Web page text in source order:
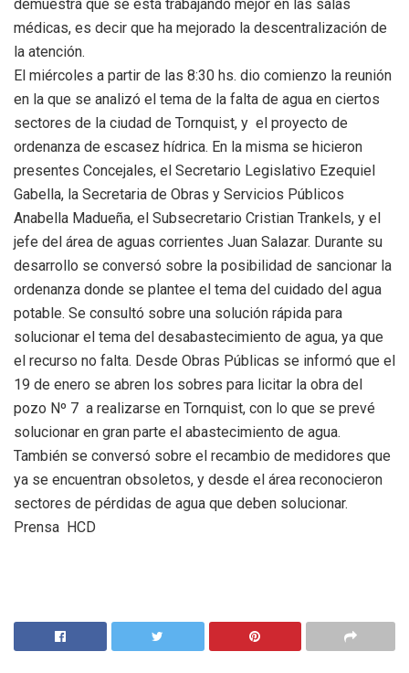
demuestra que se está trabajando mejor en las salas
médicas, es decir que ha mejorado la descentralización de
la atención.
El miércoles a partir de las 8:30 hs. dio comienzo la reunión
en la que se analizó el tema de la falta de agua en ciertos
sectores de la ciudad de Tornquist, y el proyecto de
ordenanza de escasez hídrica. En la misma se hicieron
presentes Concejales, el Secretario Legislativo Ezequiel
Gabella, la Secretaria de Obras y Servicios Públicos
Anabella Madueña, el Subsecretario Cristian Trankels, y el
jefe del área de aguas corrientes Juan Salazar. Durante su
desarrollo se conversó sobre la posibilidad de sancionar la
ordenanza donde se plantee el tema del cuidado del agua
potable. Se consultó sobre una solución rápida para
solucionar el tema del desabastecimiento de agua, ya que
el recurso no falta. Desde Obras Públicas se informó que el
19 de enero se abren los sobres para licitar la obra del
pozo Nº 7 a realizarse en Tornquist, con lo que se prevé
solucionar en gran parte el abastecimiento de agua.
También se conversó sobre el recambio de medidores que
ya se encuentran obsoletos, y desde el área reconocieron
sectores de pérdidas de agua que deben solucionar.
Prensa HCD